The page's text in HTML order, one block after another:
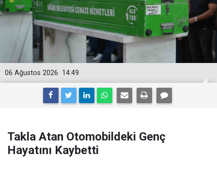
14:49
06 Ağustos 2026
Takla Atan Otomobildeki Genç
Hayatını Kaybetti